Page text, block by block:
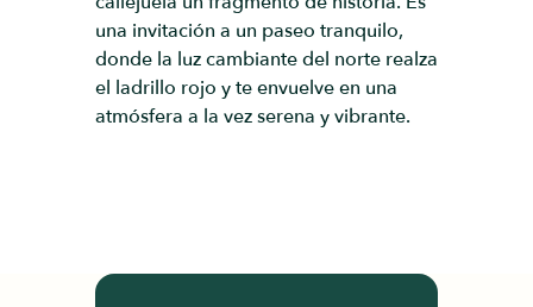
una invitación a un paseo tranquilo,
donde la luz cambiante del norte realza
el ladrillo rojo y te envuelve en una
atmósfera a la vez serena y vibrante.